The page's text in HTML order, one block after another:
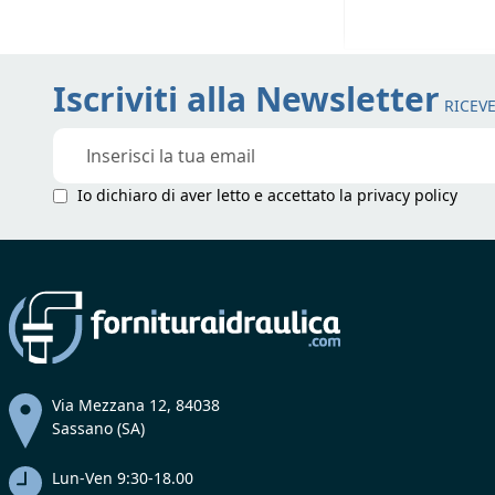
Iscriviti alla Newsletter
Newsletter:
Io dichiaro di aver letto e accettato la privacy policy
Via Mezzana 12, 84038
Sassano (SA)
Lun-Ven 9:30-18.00